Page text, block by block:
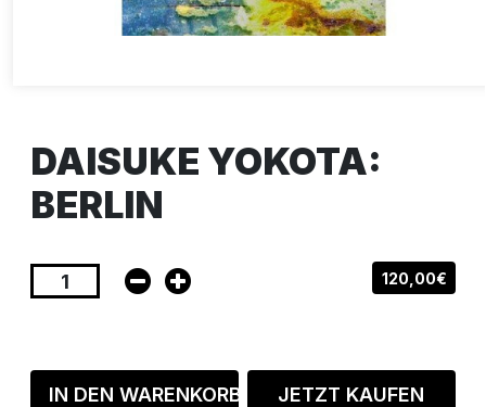
DAISUKE YOKOTA:
BERLIN
120,00€
IN DEN WARENKORB JETZT KAUFEN